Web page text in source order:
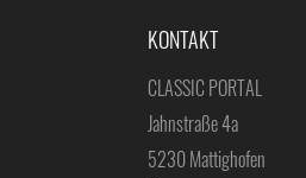
KONTAKT
CLASSIC PORTAL
Jahnstraße 4a
5230 Mattighofen